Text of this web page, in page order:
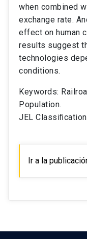
when combined
exchange rate.
effect on human
results suggest
technologies
conditions.
Keywords:
Population.
JEL
Ir a la